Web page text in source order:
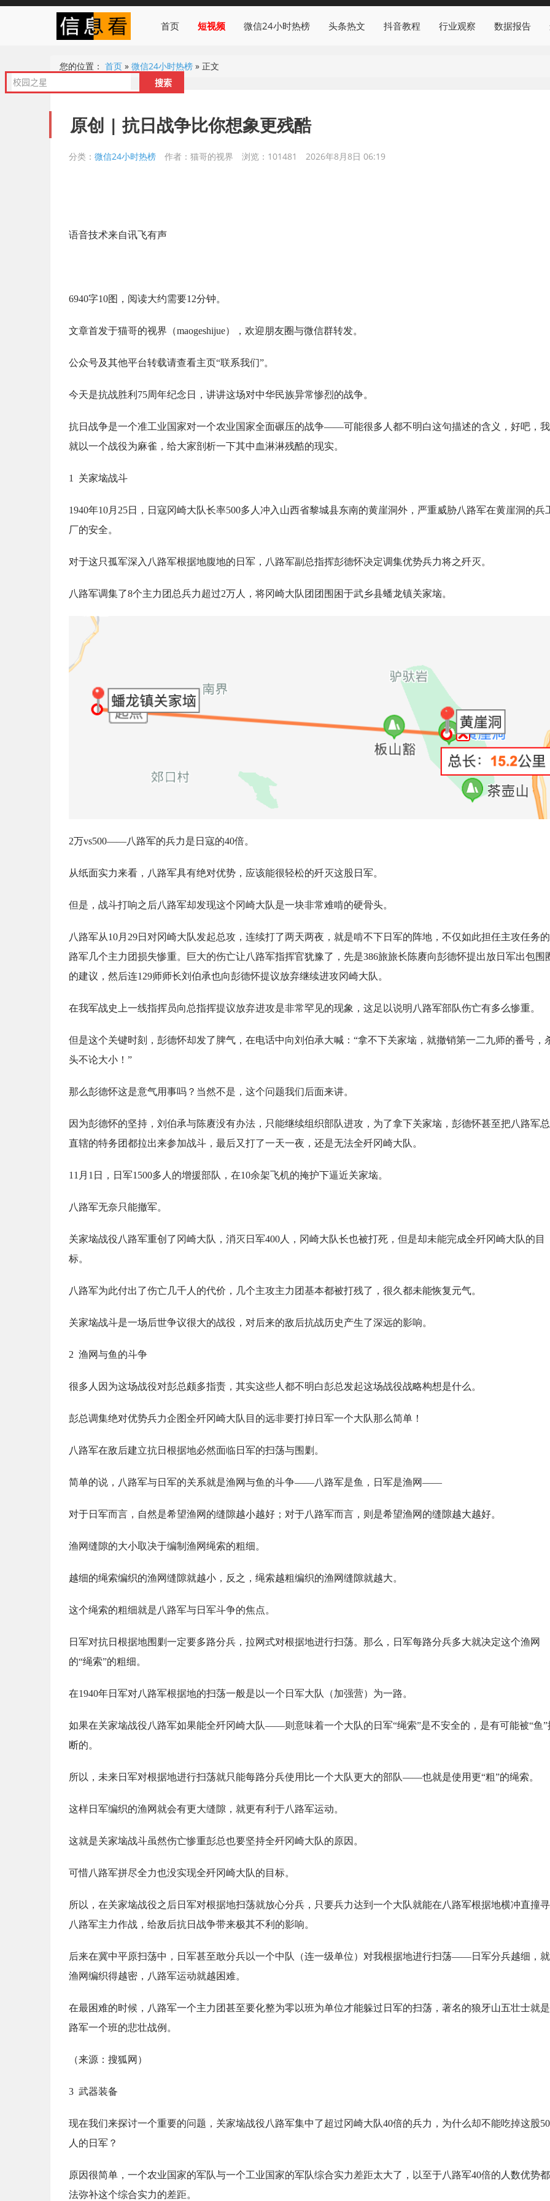
首页 短视频 微信24小时热榜 头条热文 抖音教程 行业观察 数据报告
您的位置： 首页 » 微信24小时热榜 » 正文
原创 | 抗日战争比你想象更残酷
分类： 微信24小时热榜 作者：猫哥的视界 浏览：101481 2026年8月8日 06:19
‍语音技术来自讯飞有声‍
6940字10图，阅读大约需要12分钟。
文章首发于猫哥的视界（maogeshijue），欢迎朋友圈与微信群转发。
公众号及其他平台转载请查看主页“联系我们”。
今天是抗战胜利75周年纪念日，讲讲这场对中华民族异常惨烈的战争。
抗日战争是一个准工业国家对一个农业国家全面碾压的战争——可能很多人都不明白这句描述的含义，好吧，
就以一个战役为麻雀，给大家剖析一下其中血淋淋残酷的现实。
1 关家垴战斗
1940年10月25日，日寇冈崎大队长率500多人冲入山西省黎城县东南的黄崖洞外，严重威胁八路军在黄崖洞的兵
厂的安全。
对于这只孤军深入八路军根据地腹地的日军，八路军副总指挥彭德怀决定调集优势兵力将之歼灭。
八路军调集了8个主力团总兵力超过2万人，将冈崎大队团团围困于武乡县蟠龙镇关家垴。
2万vs500——八路军的兵力是日寇的40倍。
从纸面实力来看，八路军具有绝对优势，应该能很轻松的歼灭这股日军。
但是，战斗打响之后八路军却发现这个冈崎大队是一块非常难啃的硬骨头。
八路军从10月29日对冈崎大队发起总攻，连续打了两天两夜，就是啃不下日军的阵地，不仅如此担任主攻任务
路军几个主力团损失惨重。巨大的伤亡让八路军指挥官犹豫了，先是386旅旅长陈赓向彭德怀提出放日军出包围
的建议，然后连129师师长刘伯承也向彭德怀提议放弃继续进攻冈崎大队。
在我军战史上一线指挥员向总指挥提议放弃进攻是非常罕见的现象，这足以说明八路军部队伤亡有多么惨重。
但是这个关键时刻，彭德怀却发了脾气，在电话中向刘伯承大喊：“拿不下关家垴，就撤销第一二九师的番号，
头不论大小！”
那么彭德怀这是意气用事吗？当然不是，这个问题我们后面来讲。
因为彭德怀的坚持，刘伯承与陈赓没有办法，只能继续组织部队进攻，为了拿下关家垴，彭德怀甚至把八路军
直辖的特务团都拉出来参加战斗，最后又打了一天一夜，还是无法全歼冈崎大队。
11月1日，日军1500多人的增援部队，在10余架飞机的掩护下逼近关家垴。
八路军无奈只能撤军。
关家垴战役八路军重创了冈崎大队，消灭日军400人，冈崎大队长也被打死，但是却未能完成全歼冈崎大队的目
标。
八路军为此付出了伤亡几千人的代价，几个主攻主力团基本都被打残了，很久都未能恢复元气。
关家垴战斗是一场后世争议很大的战役，对后来的敌后抗战历史产生了深远的影响。
2 渔网与鱼的斗争
很多人因为这场战役对彭总颇多指责，其实这些人都不明白彭总发起这场战役战略构想是什么。
彭总调集绝对优势兵力企图全歼冈崎大队目的远非要打掉日军一个大队那么简单！
八路军在敌后建立抗日根据地必然面临日军的扫荡与围剿。
简单的说，八路军与日军的关系就是渔网与鱼的斗争——八路军是鱼，日军是渔网——
对于日军而言，自然是希望渔网的缝隙越小越好；对于八路军而言，则是希望渔网的缝隙越大越好。
渔网缝隙的大小取决于编制渔网绳索的粗细。
越细的绳索编织的渔网缝隙就越小，反之，绳索越粗编织的渔网缝隙就越大。
这个绳索的粗细就是八路军与日军斗争的焦点。
日军对抗日根据地围剿一定要多路分兵，拉网式对根据地进行扫荡。那么，日军每路分兵多大就决定这个渔网
的“绳索”的粗细。
在1940年日军对八路军根据地的扫荡一般是以一个日军大队（加强营）为一路。
如果在关家垴战役八路军如果能全歼冈崎大队——则意味着一个大队的日军“绳索”是不安全的，是有可能被“鱼”
断的。
所以，未来日军对根据地进行扫荡就只能每路分兵使用比一个大队更大的部队——也就是使用更“粗”的绳索。
这样日军编织的渔网就会有更大缝隙，就更有利于八路军运动。
这就是关家垴战斗虽然伤亡惨重彭总也要坚持全歼冈崎大队的原因。
可惜八路军拼尽全力也没实现全歼冈崎大队的目标。
所以，在关家垴战役之后日军对根据地扫荡就放心分兵，只要兵力达到一个大队就能在八路军根据地横冲直撞
八路军主力作战，给敌后抗日战争带来极其不利的影响。
后来在冀中平原扫荡中，日军甚至敢分兵以一个中队（连一级单位）对我根据地进行扫荡——日军分兵越细，
渔网编织得越密，八路军运动就越困难。
在最困难的时候，八路军一个主力团甚至要化整为零以班为单位才能躲过日军的扫荡，著名的狼牙山五壮士就
路军一个班的悲壮战例。
（来源：搜狐网）
3 武器装备
现在我们来探讨一个重要的问题，关家垴战役八路军集中了超过冈崎大队40倍的兵力，为什么却不能吃掉这股
人的日军？
原因很简单，一个农业国家的军队与一个工业国家的军队综合实力差距太大了，以至于八路军40倍的人数优势
法弥补这个综合实力的差距。